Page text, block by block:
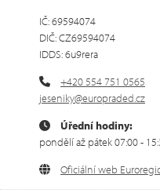
IČ: 69594074
DIČ: CZ69594074
IDDS: 6u9rera
+420 554 751 0565
jeseniky@europraded.cz
Úřední hodiny:
pondělí až pátek 07:00 -
Oficiální web